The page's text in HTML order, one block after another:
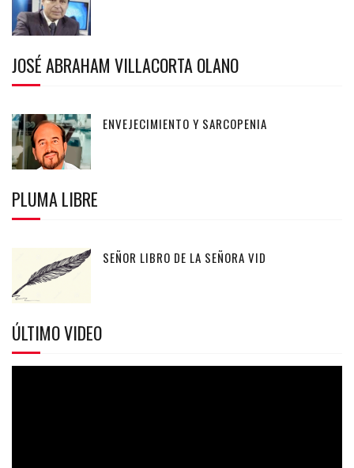
JOSÉ ABRAHAM VILLACORTA OLANO
ENVEJECIMIENTO Y SARCOPENIA
PLUMA LIBRE
SEÑOR LIBRO DE LA SEÑORA VID
ÚLTIMO VIDEO